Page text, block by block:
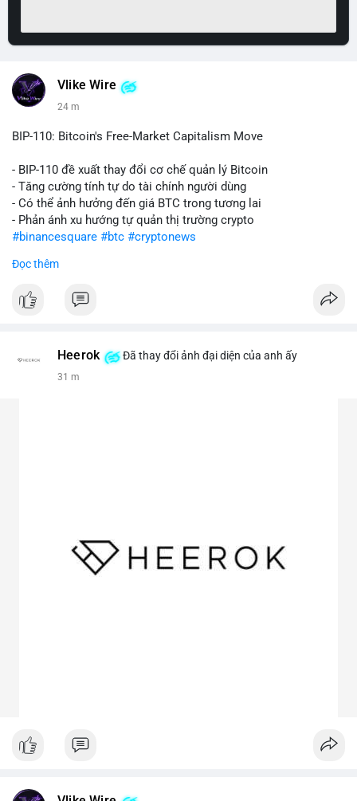
Vlike Wire
24 m
BIP-110: Bitcoin's Free-Market Capitalism Move
- BIP-110 đề xuất thay đổi cơ chế quản lý Bitcoin
- Tăng cường tính tự do tài chính người dùng
- Có thể ảnh hưởng đến giá BTC trong tương lai
- Phản ánh xu hướng tự quản thị trường crypto
#binancesquare #btc #cryptonews
$btc
#vlikevn #titanbot
Đọc thêm
Heerok Đã thay đổi ảnh đại diện của anh ấy
31 m